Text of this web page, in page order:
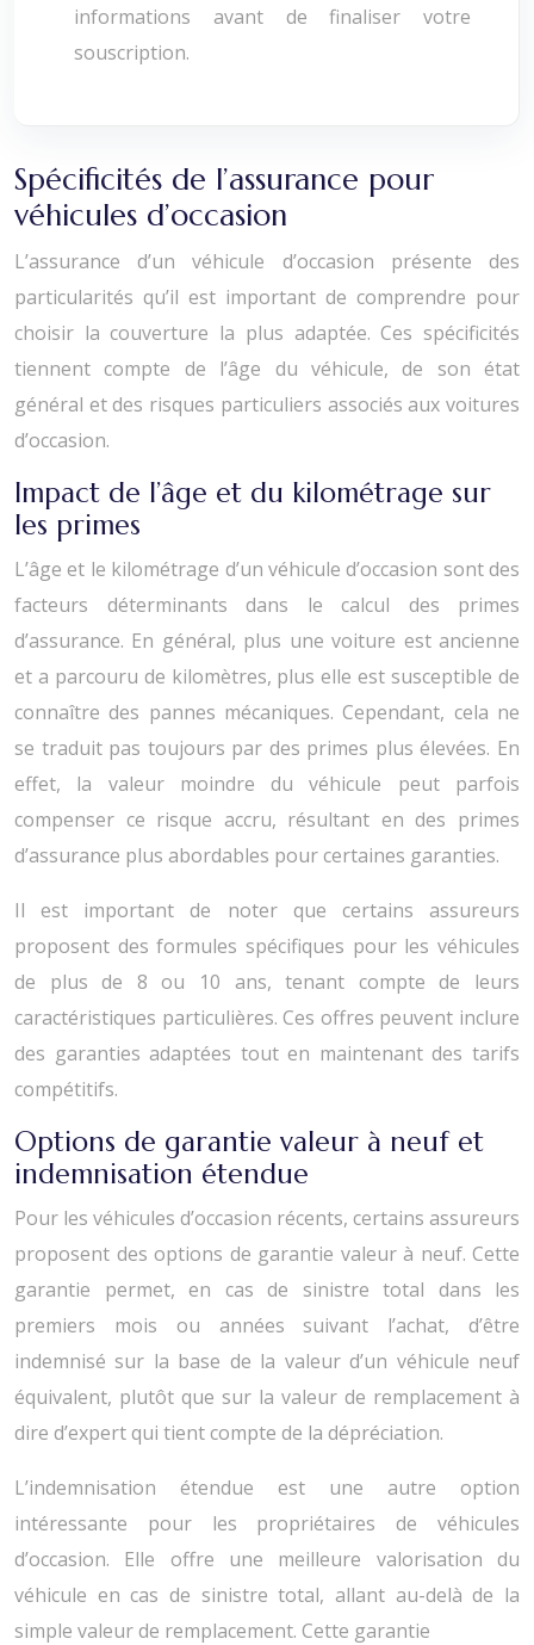
informations avant de finaliser votre
souscription.
Spécificités de l’assurance pour
véhicules d’occasion
L’assurance d’un véhicule d’occasion présente des
particularités qu’il est important de comprendre pour
choisir la couverture la plus adaptée. Ces spécificités
tiennent compte de l’âge du véhicule, de son état
général et des risques particuliers associés aux voitures
d’occasion.
Impact de l’âge et du kilométrage sur
les primes
L’âge et le kilométrage d’un véhicule d’occasion sont des
facteurs déterminants dans le calcul des primes
d’assurance. En général, plus une voiture est ancienne
et a parcouru de kilomètres, plus elle est susceptible de
connaître des pannes mécaniques. Cependant, cela ne
se traduit pas toujours par des primes plus élevées. En
effet, la valeur moindre du véhicule peut parfois
compenser ce risque accru, résultant en des primes
d’assurance plus abordables pour certaines garanties.
Il est important de noter que certains assureurs
proposent des formules spécifiques pour les véhicules
de plus de 8 ou 10 ans, tenant compte de leurs
caractéristiques particulières. Ces offres peuvent inclure
des garanties adaptées tout en maintenant des tarifs
compétitifs.
Options de garantie valeur à neuf et
indemnisation étendue
Pour les véhicules d’occasion récents, certains assureurs
proposent des options de garantie valeur à neuf. Cette
garantie permet, en cas de sinistre total dans les
premiers mois ou années suivant l’achat, d’être
indemnisé sur la base de la valeur d’un véhicule neuf
équivalent, plutôt que sur la valeur de remplacement à
dire d’expert qui tient compte de la dépréciation.
L’indemnisation étendue est une autre option
intéressante pour les propriétaires de véhicules
d’occasion. Elle offre une meilleure valorisation du
véhicule en cas de sinistre total, allant au-delà de la
simple valeur de remplacement. Cette garantie